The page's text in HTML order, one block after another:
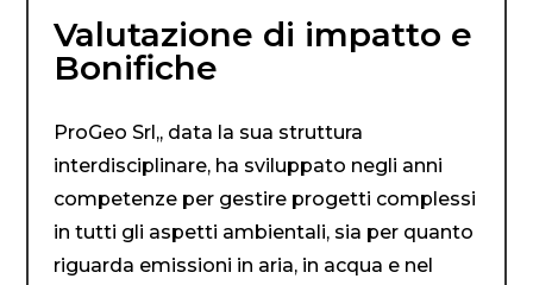
Valutazione di impatto e
Bonifiche
ProGeo Srl,, data la sua struttura
interdisciplinare, ha sviluppato negli anni
competenze per gestire progetti complessi
in tutti gli aspetti ambientali, sia per quanto
riguarda emissioni in aria, in acqua e nel